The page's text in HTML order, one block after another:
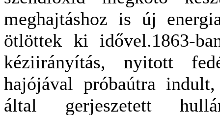
meghajtáshoz is új
ötlöttek ki idővel.1863-
kéziirányítás, nyitott
hajójával próbaútra
által gerjeszetett